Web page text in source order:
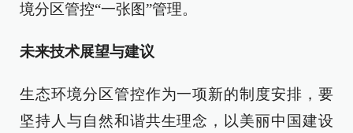
境分区管控“一张图”管理。
未来技术展望与建议
生态环境分区管控作为一项新的制度安排，要
坚持人与自然和谐共生理念，以美丽中国建设